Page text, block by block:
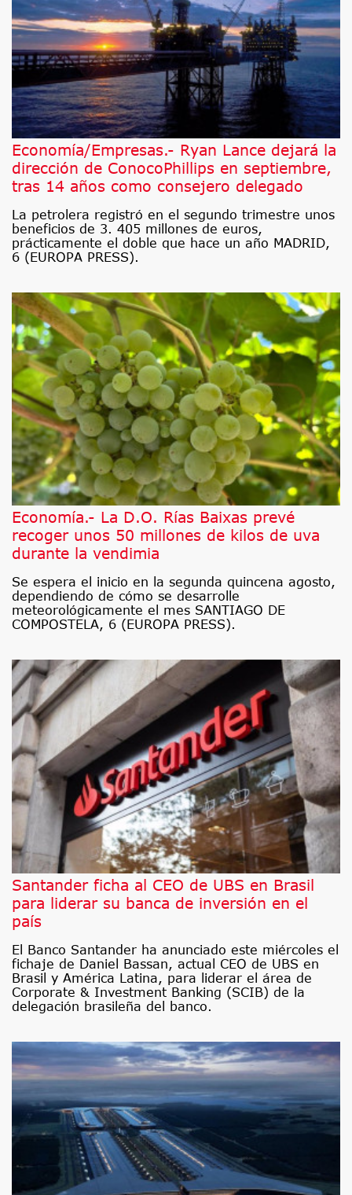
Economía/Empresas.- Ryan Lance dejará la
dirección de ConocoPhillips en septiembre,
tras 14 años como consejero delegado
La petrolera registró en el segundo trimestre unos
beneficios de 3. 405 millones de euros,
prácticamente el doble que hace un año MADRID,
6 (EUROPA PRESS).
Economía.- La D.O. Rías Baixas prevé
recoger unos 50 millones de kilos de uva
durante la vendimia
Se espera el inicio en la segunda quincena agosto,
dependiendo de cómo se desarrolle
meteorológicamente el mes SANTIAGO DE
COMPOSTELA, 6 (EUROPA PRESS).
Santander ficha al CEO de UBS en Brasil
para liderar su banca de inversión en el
país
El Banco Santander ha anunciado este miércoles el
fichaje de Daniel Bassan, actual CEO de UBS en
Brasil y América Latina, para liderar el área de
Corporate & Investment Banking (SCIB) de la
delegación brasileña del banco.